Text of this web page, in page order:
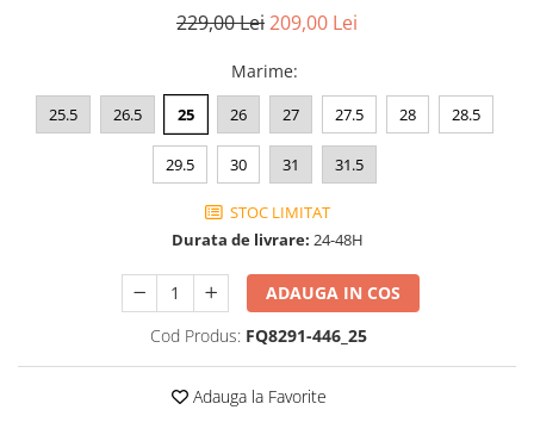
229,00 Lei209,00 Lei
Marime:
25.5 26.5 25 26 27 27.5 28 28.5
29.5 30 31 31.5
STOC LIMITAT
Durata de livrare: 24-48H
ADAUGA IN COS
Cod Produs: FQ8291-446_25
Adauga la Favorite